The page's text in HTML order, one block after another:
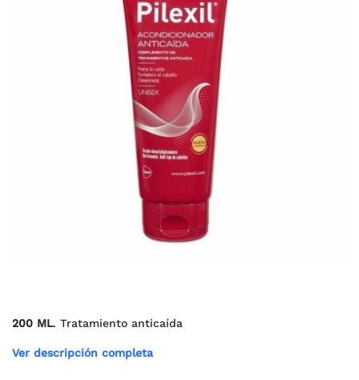
200 ML. Tratamiento anticaída
Ver descripción completa